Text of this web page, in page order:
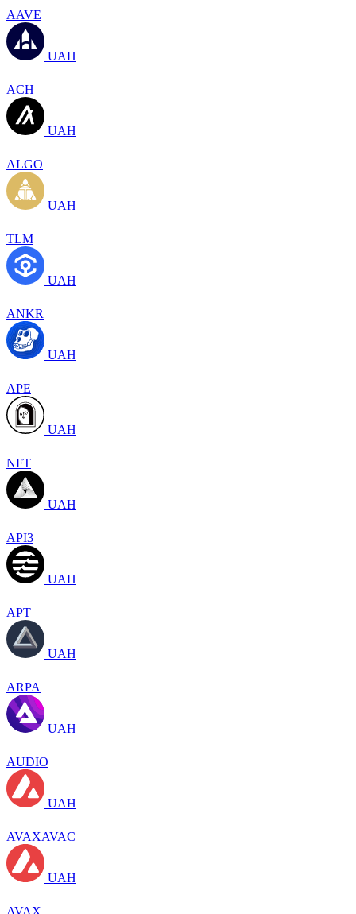
AAVE
UAH
ACH
UAH
ALGO
UAH
TLM
UAH
ANKR
UAH
APE
UAH
NFT
UAH
API3
UAH
APT
UAH
ARPA
UAH
AUDIO
UAH
AVAXAVAC
UAH
AVAX